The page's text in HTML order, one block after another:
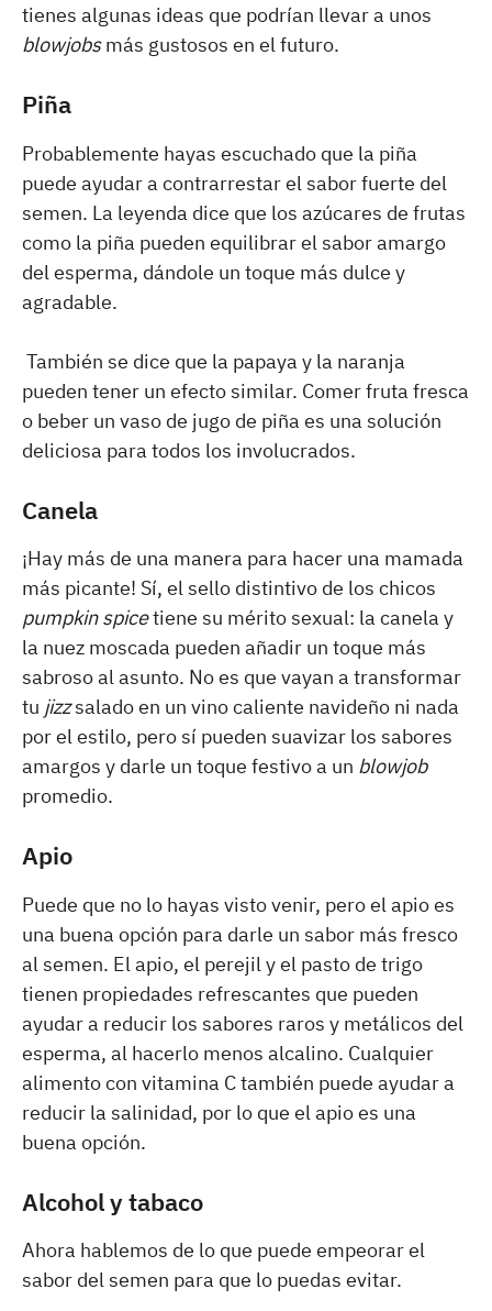
tienes algunas ideas que podrían llevar a unos
blowjobsmás gustosos en el futuro.
Piña
Probablemente hayas escuchado que la piña
puede ayudar a contrarrestar el sabor fuerte del
semen. La leyenda dice que los azúcares de frutas
como la piña pueden equilibrar el sabor amargo
del esperma, dándole un toque más dulce y
agradable.
También se dice que la papaya y la naranja
pueden tener un efecto similar. Comer fruta fresca
o beber un vaso de jugo de piña es una solución
deliciosa para todos los involucrados.
Canela
¡Hay más de una manera para hacer una mamada
más picante! Sí, el sello distintivo de los chicos
pumpkin spicetiene su mérito sexual: la canela y
la nuez moscada pueden añadir un toque más
sabroso al asunto. No es que vayan a transformar
tu jizzsalado en un vino caliente navideño ni nada
por el estilo, pero sí pueden suavizar los sabores
amargos y darle un toque festivo a un blowjob
promedio.
Apio
Puede que no lo hayas visto venir, pero el apio es
una buena opción para darle un sabor más fresco
al semen. El apio, el perejil y el pasto de trigo
tienen propiedades refrescantes que pueden
ayudar a reducir los sabores raros y metálicos del
esperma, al hacerlo menos alcalino. Cualquier
alimento con vitamina C también puede ayudar a
reducir la salinidad, por lo que el apio es una
buena opción.
Alcohol y tabaco
Ahora hablemos de lo que puede empeorar el
sabor del semen para que lo puedas evitar.